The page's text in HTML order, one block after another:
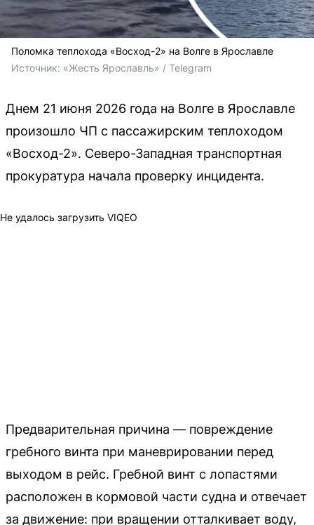
Поломка теплохода «Восход-2» на Волге в Ярославле
Источник: «Жесть Ярославль» / Telegram
Днем 21 июня 2026 года на Волге в Ярославле
произошло ЧП с пассажирским теплоходом
«Восход-2». Северо-Западная транспортная
прокуратура начала проверку инцидента.
Не удалось загрузить VIQEO
Предварительная причина — повреждение
гребного винта при маневрировании перед
выходом в рейс. Гребной винт с лопастями
расположен в кормовой части судна и отвечает
за движение: при вращении отталкивает воду,